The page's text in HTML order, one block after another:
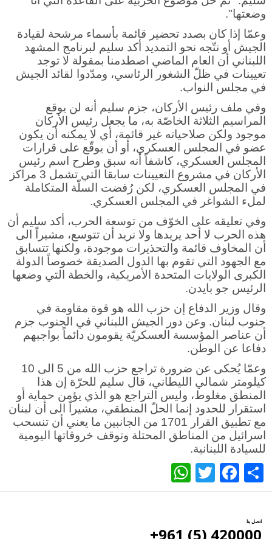
وضعتها".
وعمّا إذا كان بصدد تحضير قائمة بأسماء مرشحة لقيادة
الجيش أو نتّجه نحو التمديد أكد سليم لبرنامج المشهد
اللبناني أن العام الماضي اصطدمنا بمقولة لا توجد
تعيينات في ظلّ الشغور الرئاسي، ومدّدوا لقائد الجيش
في مجلس النواب.
وفي ملف رئيس الأركان، جزم سليم أنه لن يوقع
المراسيم الثلاثة الخاصّة به، ما يجعل رئيس الأركان
موجود ولكن صلاحياته غير قائمة، أي لا يمكنه أن يكون
عضو في المجلس العسكري، أو أن يوقّع على قرارات
المجلس العسكري، كاشفاً أنه سبق وطرح اسم رئيس
الأركان في مشروع التعيينات سابقا التي تشمل 3 مراكز
في المجلس العسكري، لكن رُفضت السلّة المتكاملة
لملء الشواغر في المجلس العسكري.
وفي تعليقه على الخوّف من توسعة الحرب، أكد سليم أن
هذه الحرب لا أحد يريدها ولا نريد أن تتوسع، مشيراً الى
أن المخاوف قائمة والتحذيرات موجودة، ولكنها تتسابق
مع الجهود التي تقوم بها الدول الصديقة خصوصاً الدولة
الكبرى الولايات المتحدة الأمريكية، والخطة التي وضعها
الرئيس جو بايدن.
وقال وزير الدفاع إن حزب الله هو قوة مقاومة في
جنوب لبنان. وعن دور الجيش اللبناني في الجنوب جزم
أن عناصر المؤسسة العسكريّة يقومون دائماً بواجبهم
دفاعا عن الوطن.
وعمّا يُحكى عن ضرورة تراجع حزب الله من 5 الى 10
كيلومتر شمالي الليطاني، قال سليم للحرّة إن هذا
المنطق مغلوط، وليس التراجع هو الذي يؤمن حماية أو
استقرار للحدود إنما الحلّ المنطقي، مشيراً الى أن لبنان
مع تطبيق القرار 1701 من الجانبين ما يعني أن تنسحب
اسرائيل من المناطق المحتلة وتوقف خروقاتها اليومية
للسيادة اللبنانية.
Share
Facebook
Twitter
اتصل بنا
420000 (5) 961+